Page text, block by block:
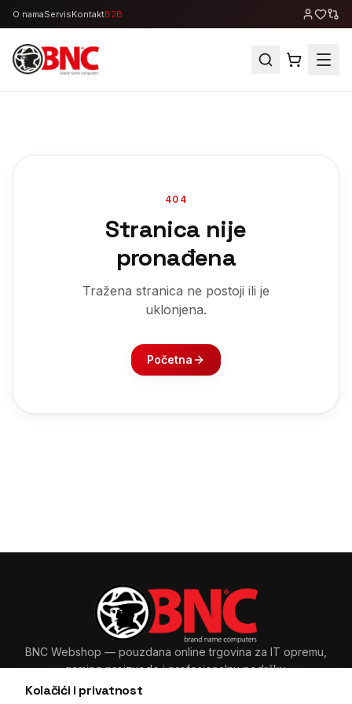
O namaServisKontaktB2B
Kolačići i privatnost
404
Stranica nije
pronađena
Tražena stranica ne postoji ili je
uklonjena.
Početna
BNC Webshop — pouzdana online trgovina za IT opremu,
gaming proizvode i profesionalnu podršku.